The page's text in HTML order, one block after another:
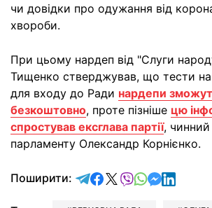
чи довідки про одужання від
хвороби.
При цьому нардеп від "Слуги
Тищенко стверджував, що тести на
для входу до Ради нардепи
безкоштовно, проте пізніше цю
спростував ексглава партії, чинний
парламенту Олександр Корнієнко.
Поширити: відправити у Telegram
поділитись у
поділитись у X
відправити у
відправити